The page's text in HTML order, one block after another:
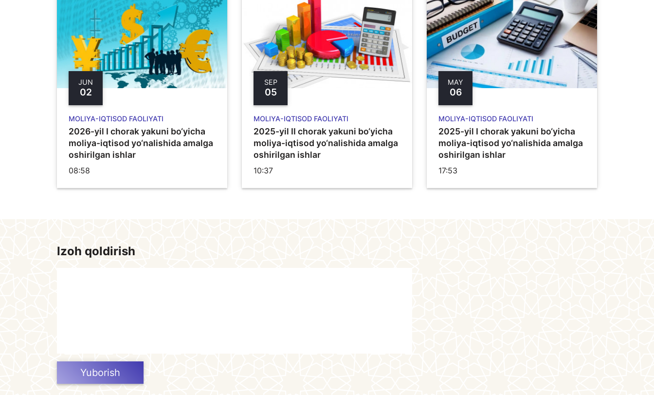
JUN
02
MOLIYA-IQTISOD FAOLIYATI
2026-yil I chorak yakuni bo‘yicha
moliya-iqtisod yo‘nalishida amalga
oshirilgan ishlar
08:58
SEP
05
MOLIYA-IQTISOD FAOLIYATI
2025-yil II chorak yakuni bo‘yicha
moliya-iqtisod yo‘nalishida amalga
oshirilgan ishlar
10:37
MAY
06
MOLIYA-IQTISOD FAOLIYATI
2025-yil I chorak yakuni bo‘yicha
moliya-iqtisod yo‘nalishida amalga
oshirilgan ishlar
17:53
Izoh qoldirish
Yuborish